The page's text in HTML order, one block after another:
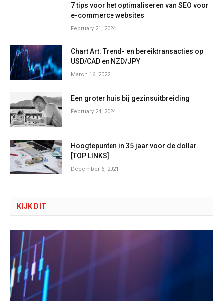
7 tips voor het optimaliseren van SEO voor
e-commerce websites
February 21, 2024
Chart Art: Trend- en bereiktransacties op
USD/CAD en NZD/JPY
March 16, 2022
Een groter huis bij gezinsuitbreiding
February 24, 2024
Hoogtepunten in 35 jaar voor de dollar
[TOP LINKS]
December 6, 2021
KIJK DIT